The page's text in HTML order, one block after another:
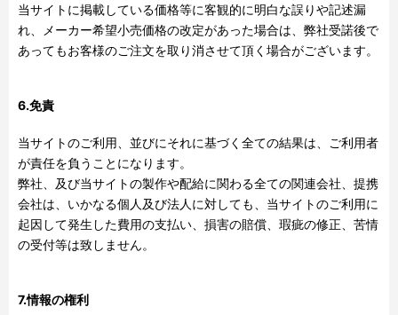
当サイトに掲載している価格等に客観的に明白な誤りや記述漏
れ、メーカー希望小売価格の改定があった場合は、弊社受諾後で
あってもお客様のご注文を取り消させて頂く場合がございます。
6.免責
当サイトのご利用、並びにそれに基づく全ての結果は、ご利用者
が責任を負うことになります。
弊社、及び当サイトの製作や配給に関わる全ての関連会社、提携
会社は、いかなる個人及び法人に対しても、当サイトのご利用に
起因して発生した費用の支払い、損害の賠償、瑕疵の修正、苦情
の受付等は致しません。
7.情報の権利